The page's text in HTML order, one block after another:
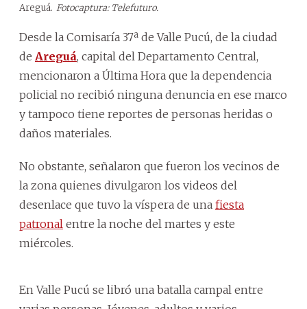
Areguá. Fotocaptura: Telefuturo.
Desde la Comisaría 37ª de Valle Pucú, de la ciudad
de Areguá, capital del Departamento Central,
mencionaron a Última Hora que la dependencia
policial no recibió ninguna denuncia en ese marco
y tampoco tiene reportes de personas heridas o
daños materiales.
No obstante, señalaron que fueron los vecinos de
la zona quienes divulgaron los videos del
desenlace que tuvo la víspera de una fiesta
patronal entre la noche del martes y este
miércoles.
En Valle Pucú se libró una batalla campal entre